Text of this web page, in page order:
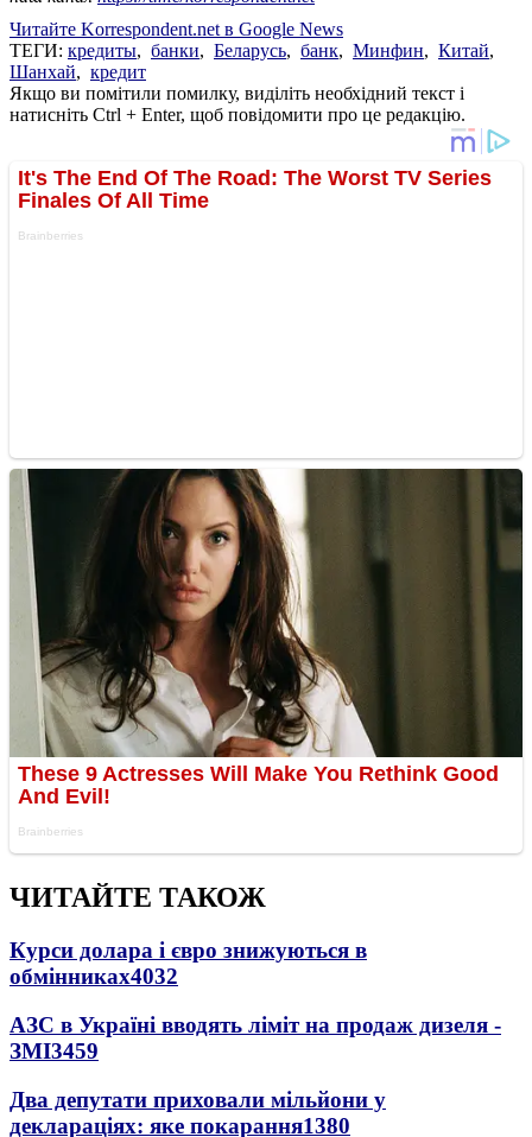
Читайте Korrespondent.net в Google News
ТЕГИ: кредиты, банки, Беларусь, банк, Минфин, Китай,
Шанхай, кредит
Якщо ви помітили помилку, виділіть необхідний текст і
натисніть Ctrl + Enter, щоб повідомити про це редакцію.
ЧИТАЙТЕ ТАКОЖ
Курси долара і євро знижуються в
обмінниках4032
АЗС в Україні вводять ліміт на продаж дизеля -
ЗМІ3459
Два депутати приховали мільйони у
деклараціях: яке покарання1380